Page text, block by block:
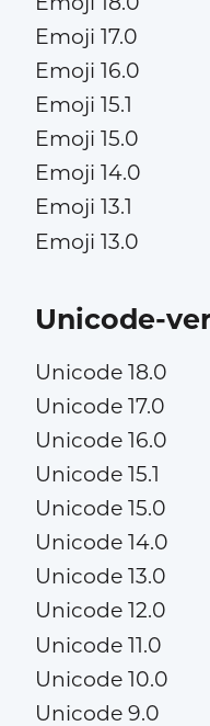
Emoji 17.0
Emoji 16.0
Emoji 15.1
Emoji 15.0
Emoji 14.0
Emoji 13.1
Emoji 13.0
Unicode-
Unicode 18.0
Unicode 17.0
Unicode 16.0
Unicode 15.1
Unicode 15.0
Unicode 14.0
Unicode 13.0
Unicode 12.0
Unicode 11.0
Unicode 10.0
Unicode 9.0